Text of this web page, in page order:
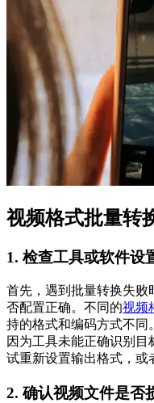
视频格式批量转
1. 检查工具或软件设
首先，遇到批量转换失败
否配置正确。不同的视频
持的格式和编码方式不同
因为工具未能正确识别
试重新设置输出格式，或
2. 确认视频文件是否